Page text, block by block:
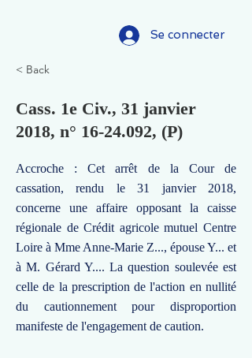
Se connecter
< Back
Cass. 1e Civ., 31 janvier
2018, n° 16-24.092, (P)
Accroche : Cet arrêt de la Cour de
cassation, rendu le 31 janvier 2018,
concerne une affaire opposant la caisse
régionale de Crédit agricole mutuel Centre
Loire à Mme Anne-Marie Z..., épouse Y... et
à M. Gérard Y.... La question soulevée est
celle de la prescription de l'action en nullité
du cautionnement pour disproportion
manifeste de l'engagement de caution.